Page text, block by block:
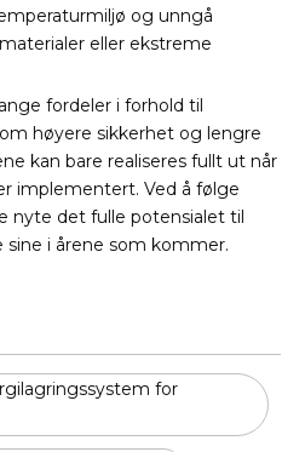
og unngå
eller ekstreme
fordeler i forhold til
høyere sikkerhet og lengre
kan bare realiseres fullt ut når
implementert. Ved å følge
nyte det fulle potensialet til
i årene som kommer.
for